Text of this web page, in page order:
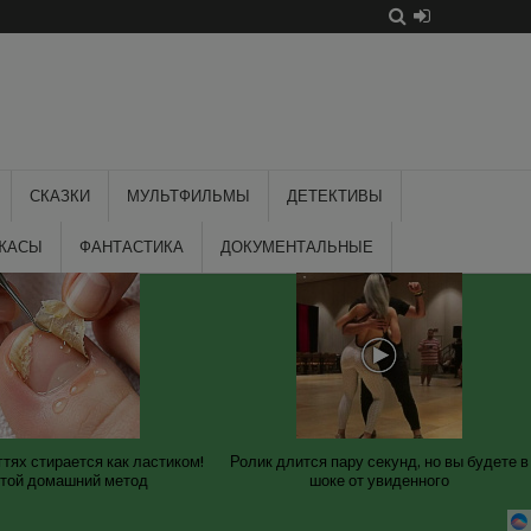
СКАЗКИ МУЛЬТФИЛЬМЫ ДЕТЕКТИВЫ
ФАНТАСТИКА ДОКУМЕНТАЛЬНЫЕ
стирается как ластиком!
домашний метод
Ролик длится пару секунд, но вы будете в
шоке от увиденного